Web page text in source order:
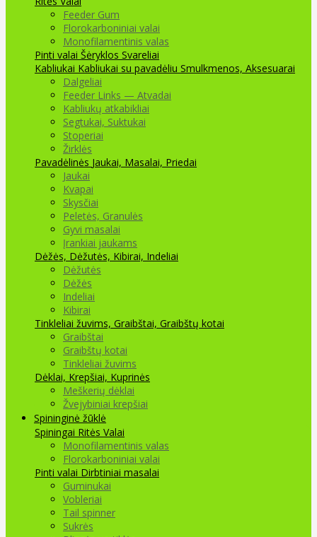
Feeder Gum
Florokarboniniai valai
Monofilamentinis valas
Pinti valai Šėryklos Svareliai
Kabliukai Kabliukai su pavadėliu Smulkmenos, Aksesuarai
Dalgeliai
Feeder Links — Atvadai
Kabliukų atkabikliai
Segtukai, Suktukai
Stoperiai
Žirklės
Pavadėlinės Jaukai, Masalai, Priedai
Jaukai
Kvapai
Skysčiai
Peletės, Granulės
Gyvi masalai
Įrankiai jaukams
Dėžės, Dėžutės, Kibirai, Indeliai
Dėžutės
Dėžės
Indeliai
Kibirai
Tinkleliai žuvims, Graibštai, Graibštų kotai
Graibštai
Graibštų kotai
Tinkleliai žuvims
Dėklai, Krepšiai, Kuprinės
Meškerių dėklai
Žvejybiniai krepšiai
Spininginė žūklė
Spiningai Ritės Valai
Monofilamentinis valas
Florokarboniniai valai
Pinti valai Dirbtiniai masalai
Guminukai
Vobleriai
Tail spinner
Sukrės